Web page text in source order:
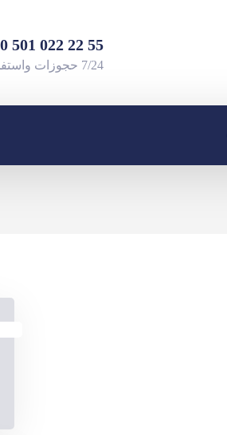
55 22 022 501 90+
7/24 حجوزات واستفسارات